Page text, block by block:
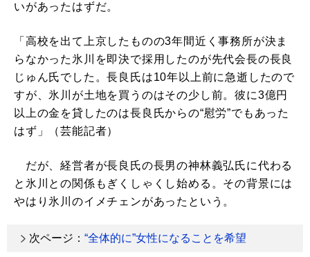
いがあったはずだ。
「高校を出て上京したものの3年間近く事務所が決ま
らなかった氷川を即決で採用したのが先代会長の長良
じゅん氏でした。長良氏は10年以上前に急逝したので
すが、氷川が土地を買うのはその少し前。彼に3億円
以上の金を貸したのは長良氏からの“慰労”でもあった
はず」（芸能記者）
だが、経営者が長良氏の長男の神林義弘氏に代わる
と氷川との関係もぎくしゃくし始める。その背景には
やはり氷川のイメチェンがあったという。
次ページ： “全体的に”女性になることを希望